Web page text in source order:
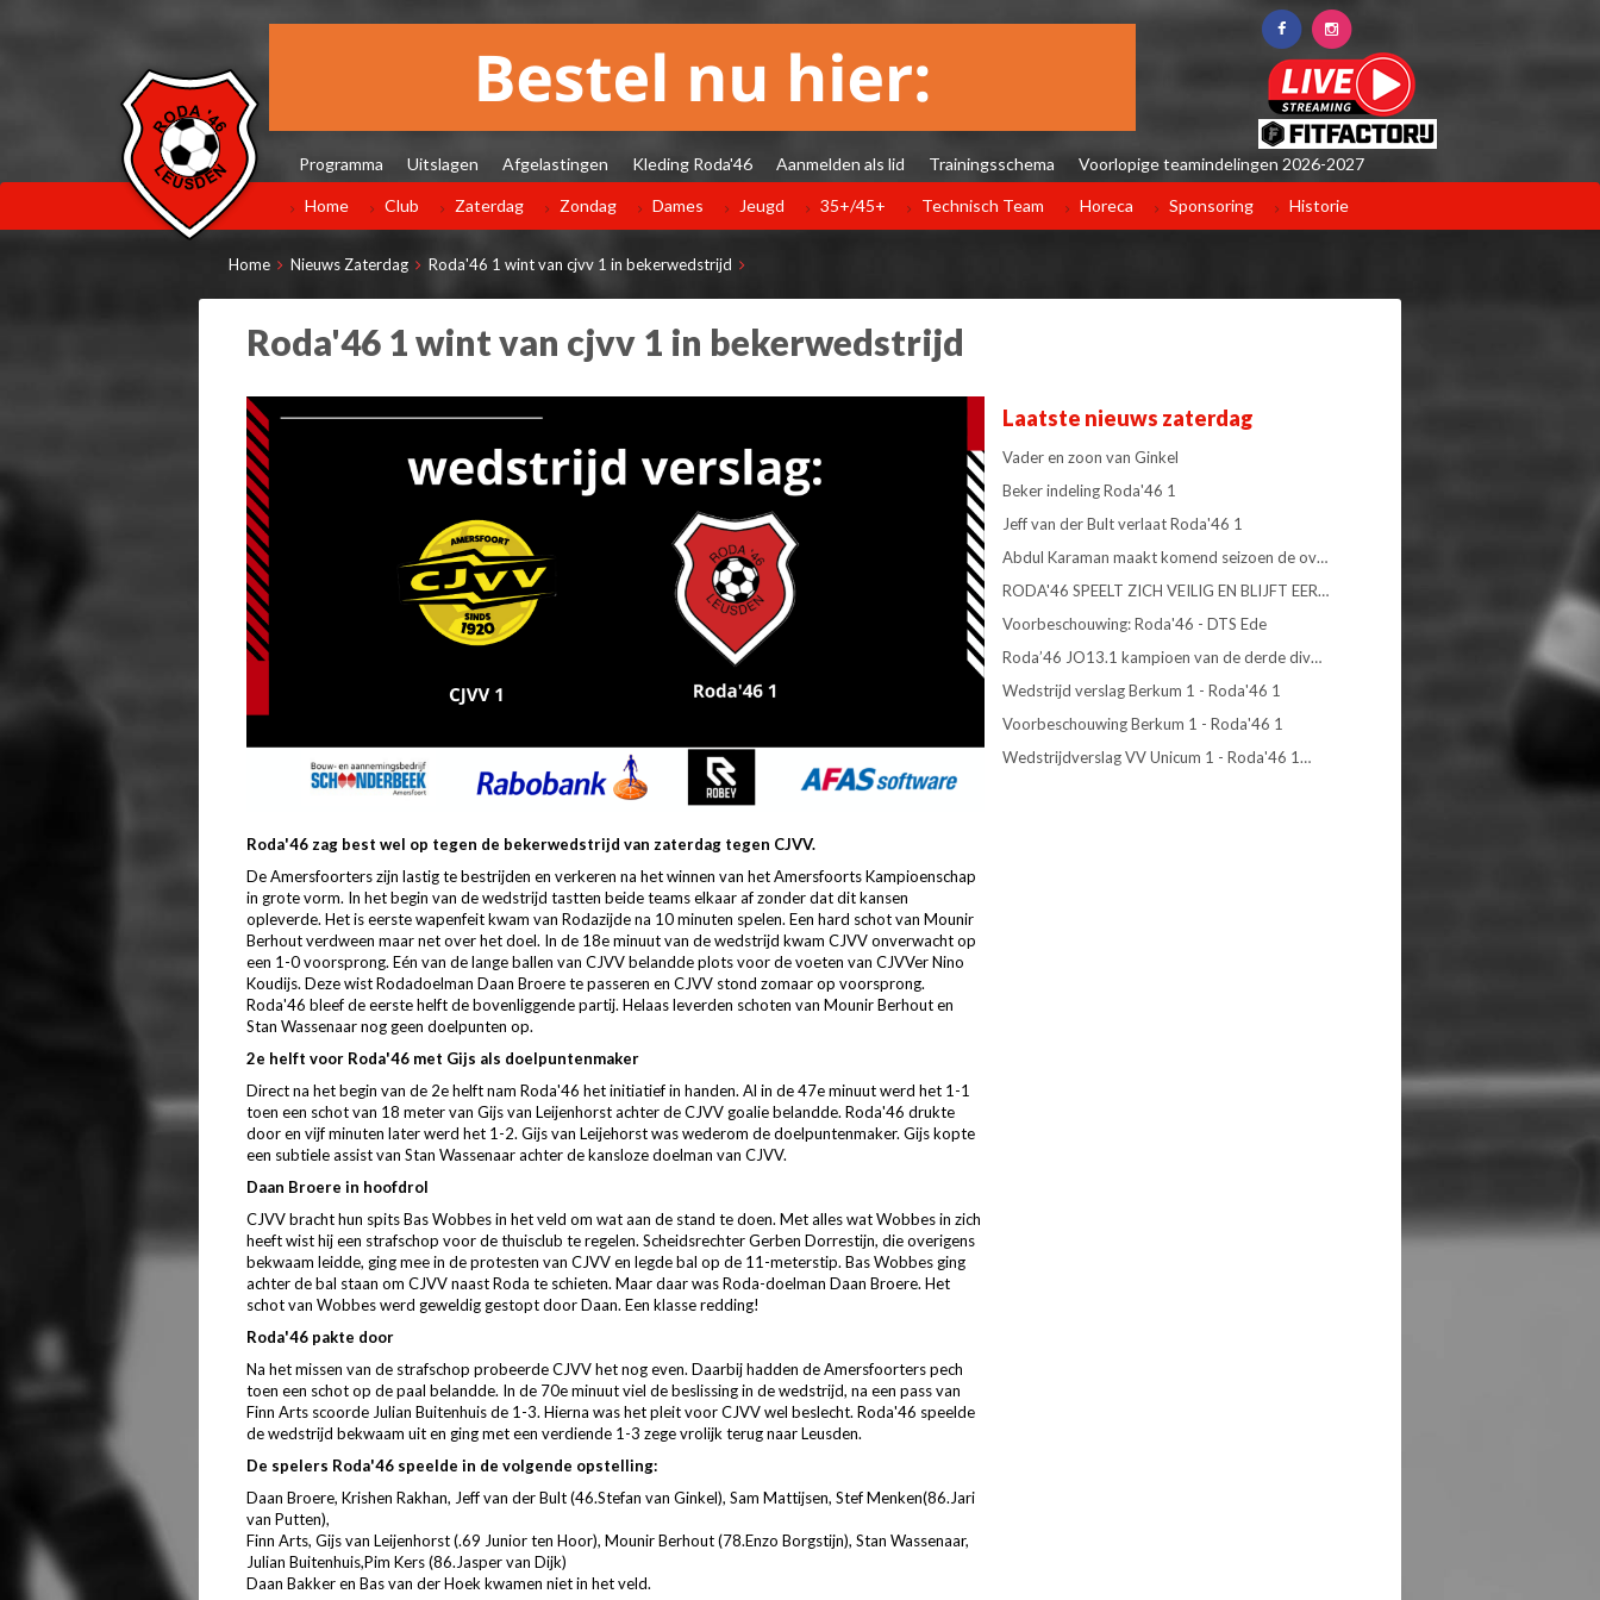
Programma Uitslagen Afgelastingen Kleding Roda'46 Aanmelden als lid Trainingsschema Voorlopige teamindelingen 2026-2027
Home Club Zaterdag Zondag Dames Jeugd 35+/45+ Technisch Team Horeca Sponsoring Historie
Home Nieuws Zaterdag Roda'46 1 wint van cjvv 1 in bekerwedstrijd
Roda'46 1 wint van cjvv 1 in bekerwedstrijd
Roda'46 zag best wel op tegen de bekerwedstrijd van zaterdag tegen CJVV.
De Amersfoorters zijn lastig te bestrijden en verkeren na het winnen van het Amersfoorts Kampioenschap
in grote vorm. In het begin van de wedstrijd tastten beide teams elkaar af zonder dat dit kansen
opleverde. Het is eerste wapenfeit kwam van Rodazijde na 10 minuten spelen. Een hard schot van Mounir
Berhout verdween maar net over het doel. In de 18e minuut van de wedstrijd kwam CJVV onverwacht op
een 1-0 voorsprong. Eén van de lange ballen van CJVV belandde plots voor de voeten van CJVVer Nino
Koudijs. Deze wist Rodadoelman Daan Broere te passeren en CJVV stond zomaar op voorsprong.
Roda'46 bleef de eerste helft de bovenliggende partij. Helaas leverden schoten van Mounir Berhout en
Stan Wassenaar nog geen doelpunten op.
2e helft voor Roda'46 met Gijs als doelpuntenmaker
Direct na het begin van de 2e helft nam Roda'46 het initiatief in handen. Al in de 47e minuut werd het 1-1
toen een schot van 18 meter van Gijs van Leijenhorst achter de CJVV goalie belandde. Roda'46 drukte
door en vijf minuten later werd het 1-2. Gijs van Leijehorst was wederom de doelpuntenmaker. Gijs kopte
een subtiele assist van Stan Wassenaar achter de kansloze doelman van CJVV.
Daan Broere in hoofdrol
CJVV bracht hun spits Bas Wobbes in het veld om wat aan de stand te doen. Met alles wat Wobbes in zich
heeft wist hij een strafschop voor de thuisclub te regelen. Scheidsrechter Gerben Dorrestijn, die overigens
bekwaam leidde, ging mee in de protesten van CJVV en legde bal op de 11-meterstip. Bas Wobbes ging
achter de bal staan om CJVV naast Roda te schieten. Maar daar was Roda-doelman Daan Broere. Het
schot van Wobbes werd geweldig gestopt door Daan. Een klasse redding!
Roda'46 pakte door
Na het missen van de strafschop probeerde CJVV het nog even. Daarbij hadden de Amersfoorters pech
toen een schot op de paal belandde. In de 70e minuut viel de beslissing in de wedstrijd, na een pass van
Finn Arts scoorde Julian Buitenhuis de 1-3. Hierna was het pleit voor CJVV wel beslecht. Roda'46 speelde
de wedstrijd bekwaam uit en ging met een verdiende 1-3 zege vrolijk terug naar Leusden.
De spelers Roda'46 speelde in de volgende opstelling:
Daan Broere, Krishen Rakhan, Jeff van der Bult (46.Stefan van Ginkel), Sam Mattijsen, Stef Menken(86.Jari
van Putten),
Finn Arts, Gijs van Leijenhorst (.69 Junior ten Hoor), Mounir Berhout (78.Enzo Borgstijn), Stan Wassenaar,
Julian Buitenhuis,Pim Kers (86.Jasper van Dijk)
Daan Bakker en Bas van der Hoek kwamen niet in het veld.
Laatste nieuws zaterdag
Vader en zoon van Ginkel
Beker indeling Roda'46 1
Jeff van der Bult verlaat Roda'46 1
Abdul Karaman maakt komend seizoen de ov…
RODA'46 SPEELT ZICH VEILIG EN BLIJFT EER…
Voorbeschouwing: Roda'46 - DTS Ede
Roda’46 JO13.1 kampioen van de derde div…
Wedstrijd verslag Berkum 1 - Roda'46 1
Voorbeschouwing Berkum 1 - Roda'46 1
Wedstrijdverslag VV Unicum 1 - Roda'46 1…